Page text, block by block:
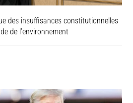
des insuffisances constitutionnelles
de l’environnement